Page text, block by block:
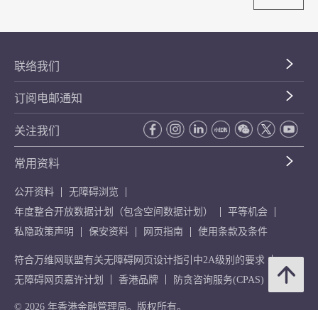
联络我们
订阅电邮通知
关注我们
常用资料
公开资料
无障碍浏览
年度整合开放数据计划（包含空间数据计划）
平等机会
私隐政策声明
保安资料 网页指南 使用条款及条件
符合万维网联盟有关无障碍网页设计指引中2A级别的要求
无障碍网页嘉许计划
香港品牌 防贪咨询服务(CPAS)
© 2026 年香港金融管理局。版权所有。